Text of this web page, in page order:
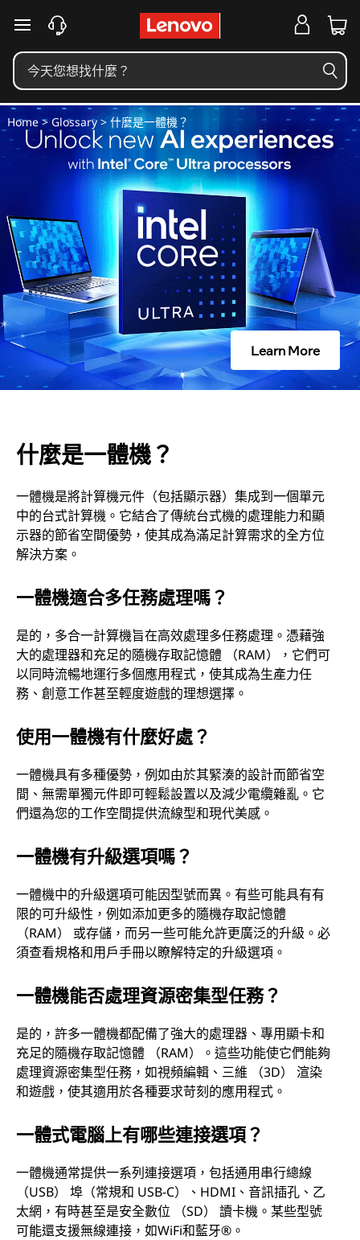
什
麼
是
一
體
？
跳至主要內容
Home> Glossary> 什麼是一體機？
Learn More
什麼是一體機？
一體機是將計算機元件（包括顯示器）集成到一個單元
中的台式計算機。它結合了傳統台式機的處理能力和顯
示器的節省空間優勢，使其成為滿足計算需求的全方位
解決方案。
一體機適合多任務處理嗎？
是的，多合一計算機旨在高效處理多任務處理。憑藉強
大的處理器和充足的隨機存取記憶體 （RAM），它們可
以同時流暢地運行多個應用程式，使其成為生產力任
務、創意工作甚至輕度遊戲的理想選擇。
使用一體機有什麼好處？
一體機具有多種優勢，例如由於其緊湊的設計而節省空
間、無需單獨元件即可輕鬆設置以及減少電纜雜亂。它
們還為您的工作空間提供流線型和現代美感。
一體機有升級選項嗎？
一體機中的升級選項可能因型號而異。有些可能具有有
限的可升級性，例如添加更多的隨機存取記憶體
（RAM） 或存儲，而另一些可能允許更廣泛的升級。必
須查看規格和用戶手冊以瞭解特定的升級選項。
一體機能否處理資源密集型任務？
是的，許多一體機都配備了強大的處理器、專用顯卡和
充足的隨機存取記憶體 （RAM）。這些功能使它們能夠
處理資源密集型任務，如視頻編輯、三維 （3D） 渲染
和遊戲，使其適用於各種要求苛刻的應用程式。
一體式電腦上有哪些連接選項？
一體機通常提供一系列連接選項，包括通用串行總線
（USB） 埠（常規和 USB-C）、HDMI、音訊插孔、乙
太網，有時甚至是安全數位 （SD） 讀卡機。某些型號
可能還支援無線連接，如WiFi和藍牙®。